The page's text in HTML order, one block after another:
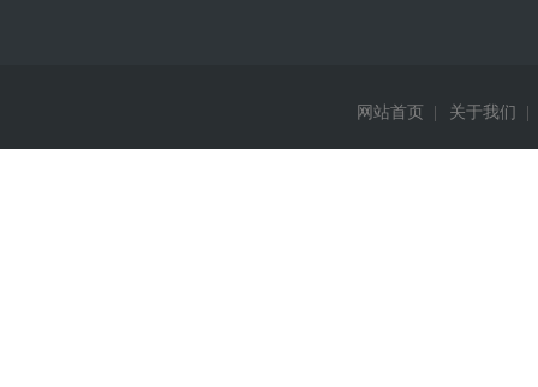
网站首页 关于我们